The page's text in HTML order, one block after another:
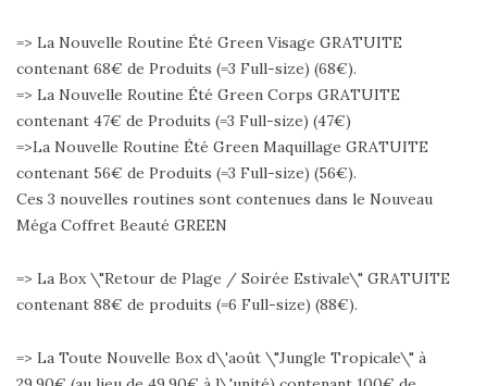
=> La Nouvelle Routine Été Green Visage GRATUITE
contenant 68€ de Produits (=3 Full-size) (68€).
=> La Nouvelle Routine Été Green Corps GRATUITE
contenant 47€ de Produits (=3 Full-size) (47€)
=>La Nouvelle Routine Été Green Maquillage GRATUITE
contenant 56€ de Produits (=3 Full-size) (56€).
Ces 3 nouvelles routines sont contenues dans le Nouveau
Méga Coffret Beauté GREEN
=> La Box \"Retour de Plage / Soirée Estivale\" GRATUITE
contenant 88€ de produits (=6 Full-size) (88€).
=> La Toute Nouvelle Box d\'août \"Jungle Tropicale\" à